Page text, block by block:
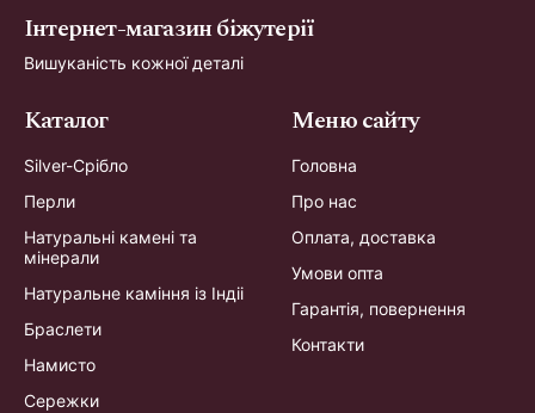
Інтернет-магазин біжутерії
Вишуканість кожної деталі
Каталог
Silver-Срібло
Перли
Натуральні камені та
мінерали
Натуральне каміння із Індіі
Браслети
Намисто
Сережки
Меню сайту
Головна
Про нас
Оплата, доставка
Умови опта
Гарантія, повернення
Контакти